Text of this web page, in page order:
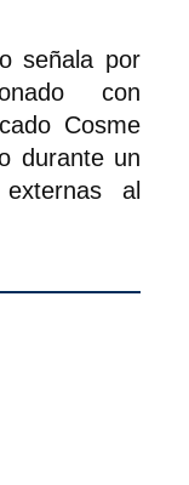
señala por
con
Cosme
durante un
al